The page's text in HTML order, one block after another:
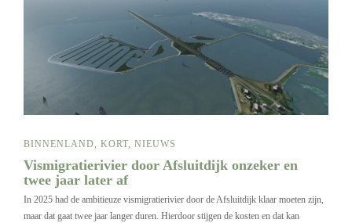
BINNENLAND, KORT, NIEUWS
Vismigratierivier door Afsluitdijk onzeker en
twee jaar later af
In 2025 had de ambitieuze vismigratierivier door de Afsluitdijk klaar moeten zijn,
maar dat gaat twee jaar langer duren. Hierdoor stijgen de kosten en dat kan